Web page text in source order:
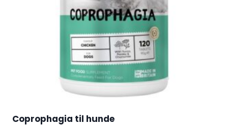
Coprophagia til hunde